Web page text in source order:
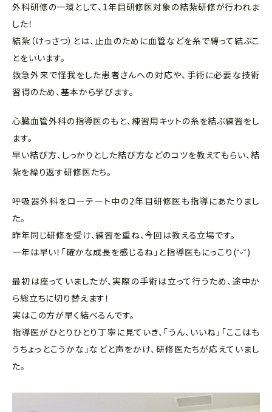
外科研修の一環として、1年目研修医対象の結紮研修が行われま
した！
結紮（けっさつ） とは、止血のために血管などを糸で縛って結ぶこ
とをいいます。
救急外来で怪我をした患者さんへの対応や、手術に必要な技術
習得のため、基本から学びます。
心臓血管外科の指導医のもと、練習用キットの糸を結ぶ練習をし
ます。
早い結び方、しっかりとした結び方などのコツを教えてもらい、結
紮を繰り返す研修医たち。
呼吸器外科をローテート中の2年目研修医も指導にあたりまし
た。
昨年同じ研修を受け、練習を重ね、今回は教える立場です。
一年は早い！「確かな成長を感じるね」と指導医もにっこり(˘ᵕ˘)
最初は座っていましたが、実際の手術は立って行うため、途中か
ら総立ちに切り替えます！
実はこの方が早く結べるんです。
指導医がひとりひとり丁寧に見ていき、「うん、いいね」「ここはも
うちょっとこうかな」などと声をかけ、研修医たちが応えていまし
た。